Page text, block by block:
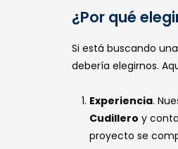
¿Por qué
Si está buscando
debería elegirnos.
Experiencia.
Cudillero y
proyecto se